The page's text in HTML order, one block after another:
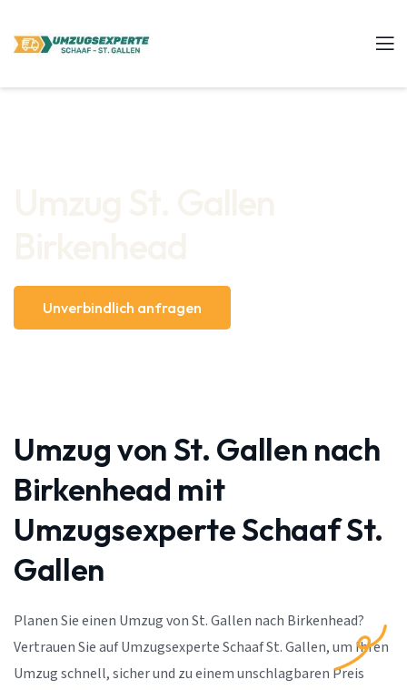
Unverbindlich anfragen
Umzug von St. Gallen nach
Birkenhead mit
Umzugsexperte Schaaf St.
Gallen
Planen Sie einen Umzug von St. Gallen nach Birkenhead?
Vertrauen Sie auf Umzugsexperte Schaaf St. Gallen, um Ihren
Umzug schnell, sicher und zu einem unschlagbaren Preis